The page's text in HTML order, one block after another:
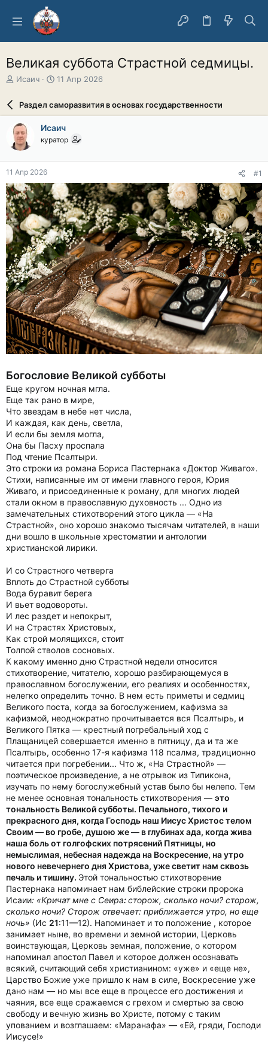
Великая суббота Страстной седмицы.
А
о
р
т
е
м
ы
Исаич
Д
а
а
ч
л
11 Апр 2026
Раздел саморазвития в основах государственности
Исаич
куратор
11 Апр 2026 #1
Богословие Великой субботы
Еще кругом ночная мгла.
Еще так рано в мире,
Что звездам в небе нет числа,
И каждая, как день, светла,
И если бы земля могла,
Она бы Пасху проспала
Под чтение Псалтыри.
Это строки из романа Бориса Пастернака «Доктор Живаго».
Стихи, написанные им от имени главного героя, Юрия
Живаго, и присоединенные к роману, для многих людей
стали окном в православную духовность ... Одно из
замечательных стихотворений этого цикла — «На
Страстной», оно хорошо знакомо тысячам читателей, в наши
дни вошло в школьные хрестоматии и антологии
христианской лирики.
И со Страстного четверга
Вплоть до Страстной субботы
Вода буравит берега
И вьет водовороты.
И лес раздет и непокрыт,
И на Страстях Христовых,
Как строй молящихся, стоит
Толпой стволов сосновых.
К какому именно дню Страстной недели относится
стихотворение, читателю, хорошо разбирающемуся в
православном богослужении, его реалиях и особенностях,
нелегко определить точно. В нем есть приметы и седмиц
Великого поста, когда за богослужением, кафизма за
кафизмой, неоднократно прочитывается вся Псалтырь, и
Великого Пятка — крестный погребальный ход с
Плащаницей совершается именно в пятницу, да и та же
Псалтырь, особенно 17-я кафизма 118 псалма, традиционно
читается при погребении... Что ж, «На Страстной» —
поэтическое произведение, а не отрывок из Типикона,
изучать по нему богослужебный устав было бы нелепо. Тем
не менее основная тональность стихотворения — это
тональность Великой субботы. Печального, тихого и
прекрасного дня, когда Господь наш Иисус Христос телом
Своим — во гробе, душою же — в глубинах ада, когда жива
наша боль от голгофских потрясений Пятницы, но
немыслимая, небесная надежда на Воскресение, на утро
нового невечернего дня Христова, уже светит нам сквозь
печаль и тишину. Этой тональностью стихотворение
Пастернака напоминает нам библейские строки пророка
Исаии: «Кричат мне с Сеира:сторож, сколько ночи? сторож,
сколько ночи? Сторож отвечает: приближается утро, но еще
ночь» (Ис 21:11—12). Напоминает и то положение , которое
занимает ныне, во времени и земной истории, Церковь
воинствующая, Церковь земная, положение, о котором
напоминал апостол Павел и которое должен осознавать
всякий, считающий себя христианином: «уже» и «еще не»,
Царство Божие уже пришло к нам в силе, Воскресение уже
дано нам — но мы все еще в процессе его достижения и
чаяния, все еще сражаемся с грехом и смертью за свою
свободу и вечную жизнь во Христе, потому с таким
упованием и возглашаем: «Маранафа» — «Ей, гряди, Господи
Иисусе!»